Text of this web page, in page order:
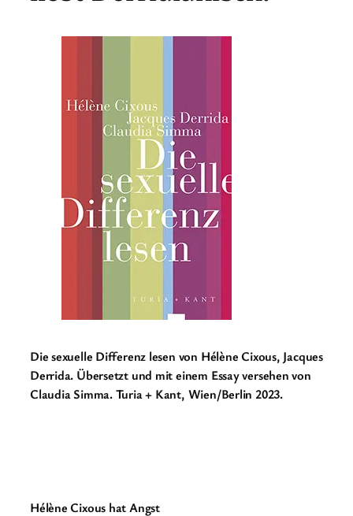
Die sexuelle Differenz lesen von Hélène Cixous, Jacques
Derrida. Übersetzt und mit einem Essay versehen von
Claudia Simma. Turia + Kant, Wien/Berlin 2023.
Hélène Cixous hat Angst